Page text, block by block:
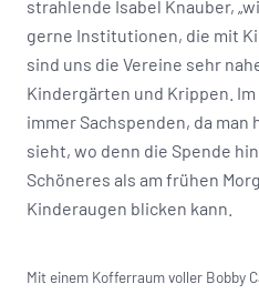
strahlende Isabel Knauber,
gerne Institutionen, die mit
sind uns die Vereine sehr
Kindergärten und Krippen.
immer Sachspenden, da man
sieht, wo denn die Spende
Schöneres als am frühen
Kinderaugen blicken kann.
Mit einem Kofferraum voller Bobby